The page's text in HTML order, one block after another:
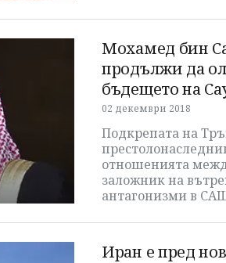
Мохамед бин
продължи да
бъдещето на
02 декември 2018
Подкрепата на
отношенията
заложник на
антагонизми в
Иран е пред